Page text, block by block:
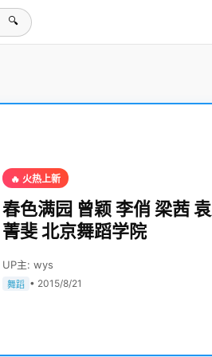
🔍
🔥 火热上新
春色满园 曾颖 李俏 梁茜
菁斐 北京舞蹈学院
UP主: wys
舞蹈 • 2015/8/21